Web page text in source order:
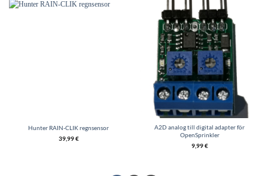
Hunter RAIN-CLIK regnsensor
39,99€
A2D analog till digital adapter för
OpenSprinkler
9,99€